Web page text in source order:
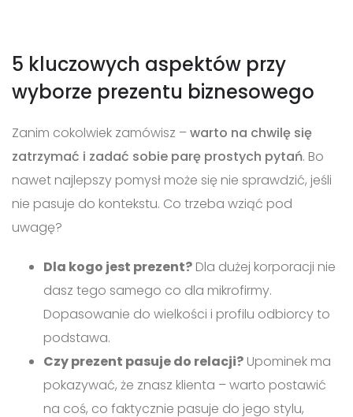
5 kluczowych aspektów przy
wyborze prezentu biznesowego
Zanim cokolwiek zamówisz –warto na chwilę się
zatrzymać i zadać sobie parę prostych pytań. Bo
nawet najlepszy pomysł może się nie sprawdzić, jeśli
nie pasuje do kontekstu. Co trzeba wziąć pod
uwagę?
Dla kogo jest prezent? Dla dużej korporacji nie
dasz tego samego co dla mikrofirmy.
Dopasowanie do wielkości i profilu odbiorcy to
podstawa.
Czy prezent pasuje do relacji? Upominek ma
pokazywać, że znasz klienta – warto postawić
na coś, co faktycznie pasuje do jego stylu,